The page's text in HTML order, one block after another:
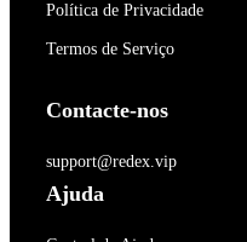
Política de Privacidade
Termos de Serviço
Contacte-nos
support@redex.vip
Ajuda